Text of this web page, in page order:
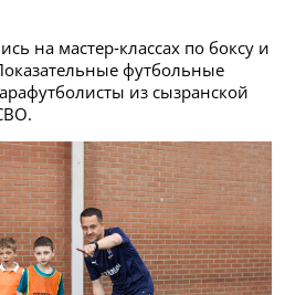
на мастер‑классах по боксу и
футбольные
из сызранской